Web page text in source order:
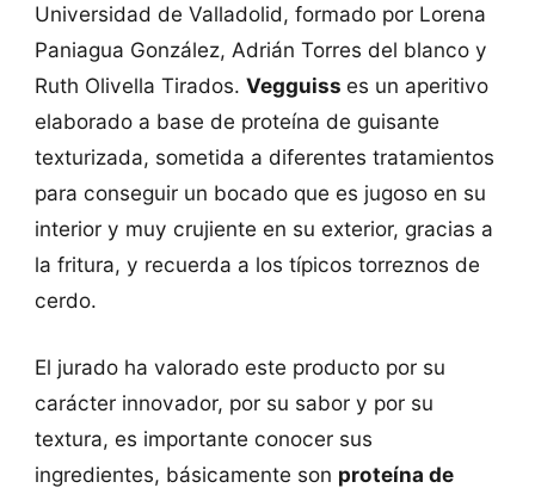
Universidad de Valladolid, formado por Lorena
Paniagua González, Adrián Torres del blanco y
Ruth Olivella Tirados. Vegguiss es un aperitivo
elaborado a base de proteína de guisante
texturizada, sometida a diferentes tratamientos
para conseguir un bocado que es jugoso en su
interior y muy crujiente en su exterior, gracias a
la fritura, y recuerda a los típicos torreznos de
cerdo.
El jurado ha valorado este producto por su
carácter innovador, por su sabor y por su
textura, es importante conocer sus
ingredientes, básicamente son proteína de